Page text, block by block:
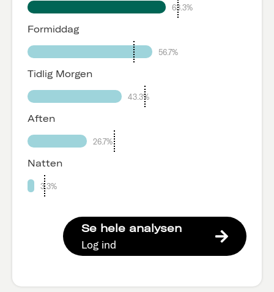
63.3%
Formiddag
56.7%
Tidlig Morgen
43.3%
Aften
26.7%
Natten
3.3%
Se hele analysen
Log ind